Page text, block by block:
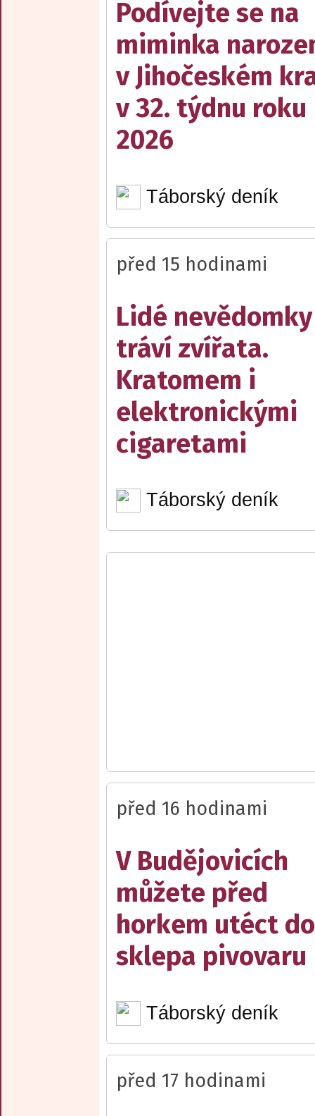
Podívejte se na
miminka
v Jihočeském
v 32. týdnu roku
2026
Táborský deník
před 15 hodinami
Lidé nevědomky
tráví zvířata.
Kratomem i
elektronickými
cigaretami
Táborský deník
před 16 hodinami
V Budějovicích
můžete před
horkem utéct do
sklepa pivovaru
Táborský deník
před 17 hodinami